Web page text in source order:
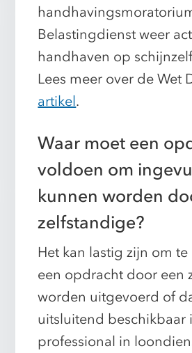
Belastingdienst weer
handhaven op
Lees meer over de Wet
artikel.
Waar moet een
voldoen om
kunnen worden
zelfstandige?
Het kan lastig zijn om
een opdracht door een
worden uitgevoerd of
uitsluitend beschikbaar
professional in